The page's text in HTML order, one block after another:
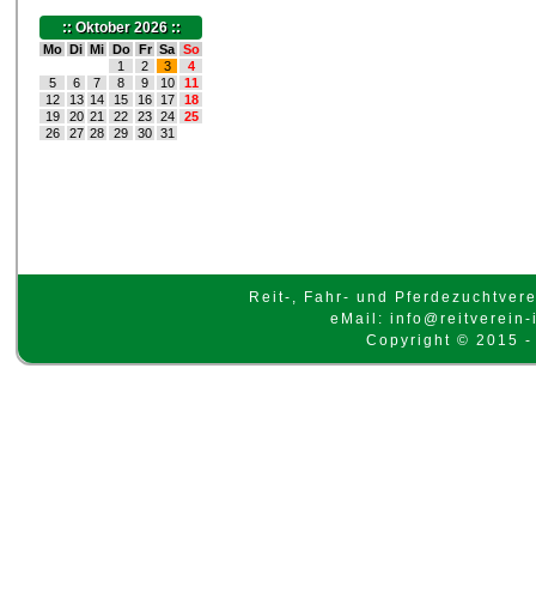
:: Oktober 2026 ::
Mo Di Mi Do Fr Sa So
1
2 3
4
5
6 7 8 9 10
11
12
13 14 15 16 17
18
19
20 21 22 23 24
25
26
27 28 29 30 31
Reit-, Fahr- und
eMail:
Copyright © 2015